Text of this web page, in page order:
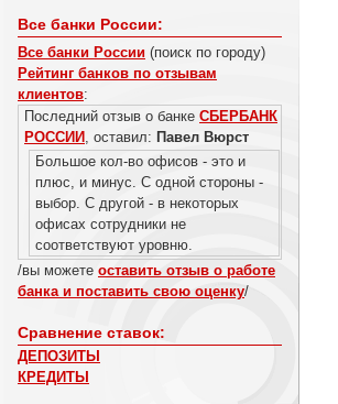
Все банки России:
Все банки России (поиск по городу)
Рейтинг банков по отзывам
клиентов:
Последний отзыв о банке СБЕРБАНК
РОССИИ , оставил: Павел Вюрст
Большое кол-во офисов - это и
плюс, и минус. С одной стороны -
выбор. С другой - в некоторых
офисах сотрудники не
соответствуют уровню.
/вы можете оставить отзыв о работе
банка и поставить свою оценку/
Сравнение ставок:
ДЕПОЗИТЫ
КРЕДИТЫ